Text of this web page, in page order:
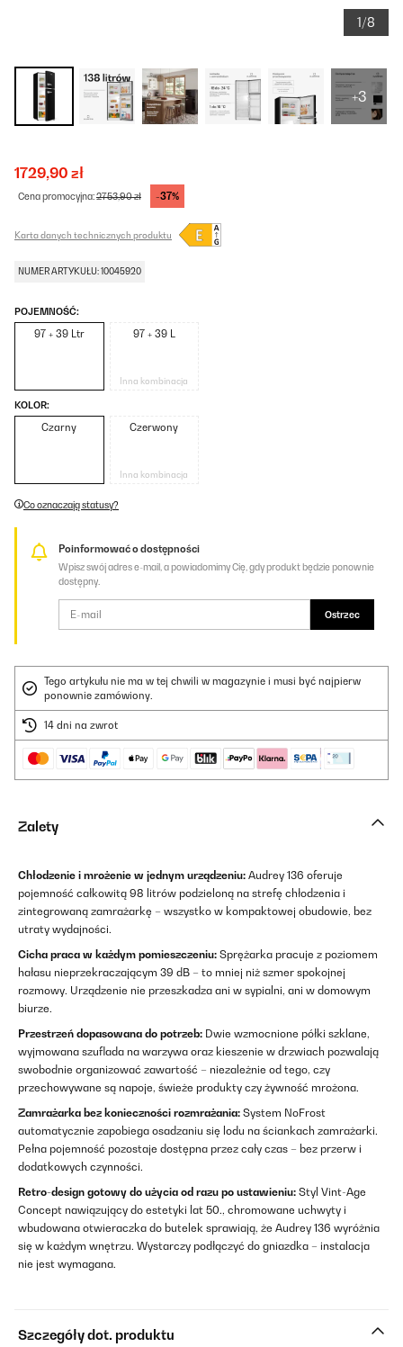
1/8
+3
1729,90 zł
Cena promocyjna:2753,90 zł -37%
Karta danych technicznych produktu
NUMER ARTYKUŁU: 10045920
POJEMNOŚĆ:
97 + 39 Ltr 97 + 39 L
Inna kombinacja
KOLOR:
Czarny Czerwony
Inna kombinacja
Co oznaczają statusy?
Poinformować o dostępności
Wpisz swój adres e-mail, a powiadomimy Cię, gdy produkt będzie ponownie
dostępny.
Ostrzec
Tego artykułu nie ma w tej chwili w magazynie i musi być najpierw
ponownie zamówiony.
14 dni na zwrot
Zalety
Chłodzenie i mrożenie w jednym urządzeniu: Audrey 136 oferuje
pojemność całkowitą 98 litrów podzieloną na strefę chłodzenia i
zintegrowaną zamrażarkę – wszystko w kompaktowej obudowie, bez
utraty wydajności.
Cicha praca w każdym pomieszczeniu: Sprężarka pracuje z poziomem
hałasu nieprzekraczającym 39 dB – to mniej niż szmer spokojnej
rozmowy. Urządzenie nie przeszkadza ani w sypialni, ani w domowym
biurze.
Przestrzeń dopasowana do potrzeb: Dwie wzmocnione półki szklane,
wyjmowana szuflada na warzywa oraz kieszenie w drzwiach pozwalają
swobodnie organizować zawartość – niezależnie od tego, czy
przechowywane są napoje, świeże produkty czy żywność mrożona.
Zamrażarka bez konieczności rozmrażania: System NoFrost
automatycznie zapobiega osadzaniu się lodu na ściankach zamrażarki.
Pełna pojemność pozostaje dostępna przez cały czas – bez przerw i
dodatkowych czynności.
Retro-design gotowy do użycia od razu po ustawieniu: Styl Vint-Age
Concept nawiązujący do estetyki lat 50., chromowane uchwyty i
wbudowana otwieraczka do butelek sprawiają, że Audrey 136 wyróżnia
się w każdym wnętrzu. Wystarczy podłączyć do gniazdka – instalacja
nie jest wymagana.
Szczegóły dot. produktu